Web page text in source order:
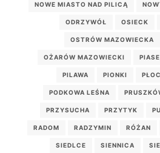
NOWE MIASTO NAD PILICĄ
ODRZYWÓŁ OSIECK
OSTRÓW MAZOWIECKA
OŻARÓW MAZOWIECKI
PILAWA PIONKI
PODKOWA LEŚNA
PRZYSUCHA PRZYTYK
RADOM RADZYMIN RÓŻAN
SIEDLCE SIENNICA